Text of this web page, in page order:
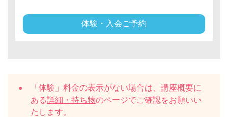
体験・入会ご予約
「体験」料金の表示がない場合は、講座概要に
ある詳細・持ち物のページでご確認をお願いい
たします。